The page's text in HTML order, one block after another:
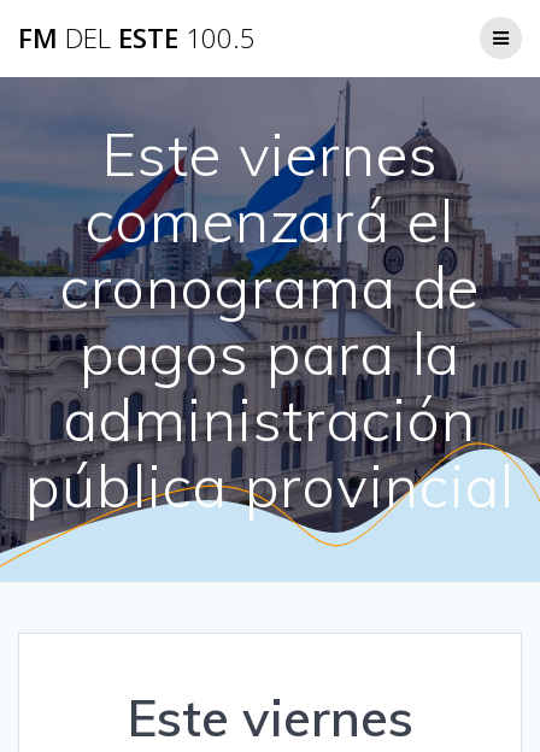
FM DEL ESTE 100.5
Este viernes
comenzará el
cronograma de
pagos para la
administración
pública provincial
Este viernes